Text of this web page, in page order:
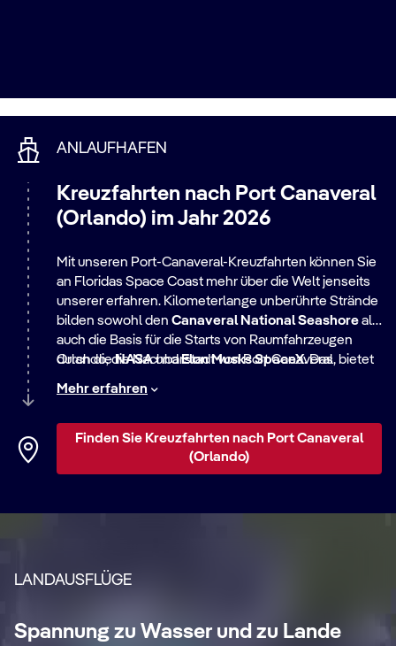
ANLAUFHAFEN
Kreuzfahrten nach Port Canaveral
(Orlando) im Jahr 2026
Mit unseren Port-Canaveral-Kreuzfahrten können Sie
an Floridas Space Coast mehr über die Welt jenseits
unserer erfahren. Kilometerlange unberührte Strände
bilden sowohl den Canaveral National Seashoreals
auch die Basis für die Starts von Raumfahrzeugen
durch dieNASAundElon MusksSpaceX. Das
bietet Ihnen die seltene Gelegenheit, mit einem
zu bekommen), und sein Apollo Saturn V Center
versetzt Sie zurück in das Apollo-Zeitalter, als der
Mensch erstmals den Mond betrat.
Orlando, die Nachbarstadt von Port Canaveral, bietet
das historische
Harry Pottersind.
Kreuzfahrten von Port Canaveral bringen Sie
außerdem zu den Bahamas und in die gesamte Karibik,
Dominikanischen Republik, Jamaika, Puerto Rico und
Mehr erfahren
Finden Sie Kreuzfahrten nach Port Canaveral
(Orlando)
LANDAUSFLÜGE
Spannung zu Wasser und zu Lande